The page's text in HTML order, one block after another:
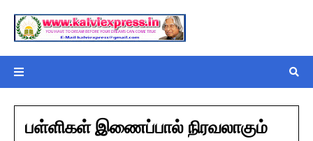
பள்ளிகள் இணைப்பால் நிரவலாகும்